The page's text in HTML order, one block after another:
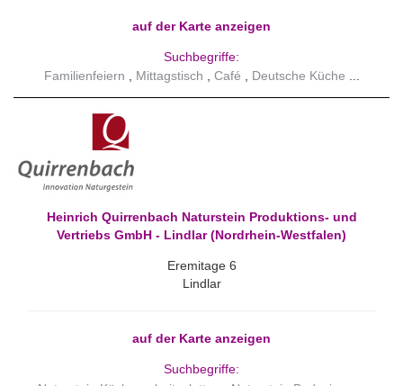
auf der Karte anzeigen
Suchbegriffe:
Familienfeiern
Mittagstisch Café Deutsche Küche
Heinrich Quirrenbach Naturstein Produktions- und
Vertriebs GmbH - Lindlar (Nordrhein-Westfalen)
Eremitage 6
Lindlar
auf der Karte anzeigen
Suchbegriffe: